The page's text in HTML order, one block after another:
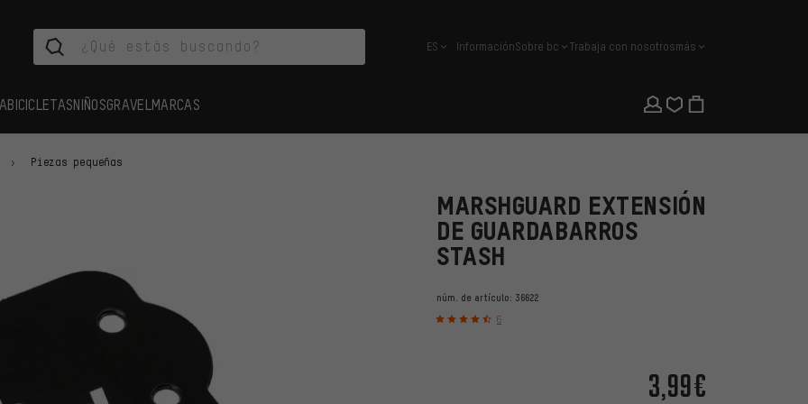
español
ES InformaciónSobre bc Trabaja con nosotrosmás
BICICLETASNIÑOSGRAVEL MARCAS
Piezas pequeñas
MARSHGUARD EXTENSIÓN
DE GUARDABARROS
STASH
núm. de artículo: 36622
6
3,99€